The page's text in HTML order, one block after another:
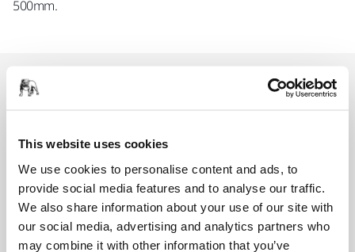
This website uses cookies
We use cookies to personalise content and ads, to
provide social media features and to analyse our traffic.
We also share information about your use of our site with
our social media, advertising and analytics partners who
may combine it with other information that you’ve
500mm.
Tämä adapteri toimitetaan
pölynpoistoletkujen MIN6519411,
MIN6519711, 8992514711 ja 8992515011
kanssa. Tämä adapteri ei sovi 8992514511…